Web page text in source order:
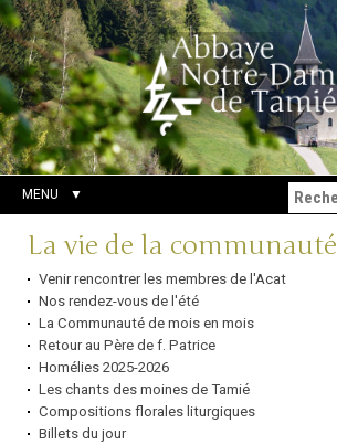
Aller
au
contenu.
|
Aller
à
la
navigation
Outils
personnels
Chercher par
Recherche
avancée…
MENU
Navigation
La vie de la communauté
Venir rencontrer les membres de l'Acat
Nos rendez-vous de l'été
La Communauté de mois en mois
Retour au Père de f. Patrice
Homélies 2025-2026
Les chants des moines de Tamié
Compositions florales liturgiques
Billets du jour